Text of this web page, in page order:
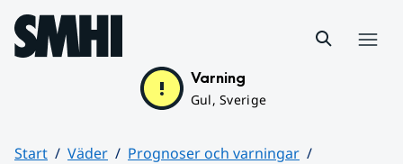
Hoppa till sidans innehåll
Varning
Gul, Sverige
Start Väder
Prognoser och varningar